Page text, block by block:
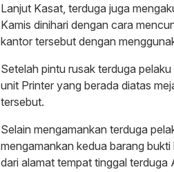
Lanjut Kasat, terduga juga
Kamis dinihari dengan cara
kantor tersebut dengan
Setelah pintu rusak terduga
unit Printer yang berada diatas
tersebut.
Selain mengamankan terduga
mengamankan kedua barang
dari alamat tempat tinggal terduga